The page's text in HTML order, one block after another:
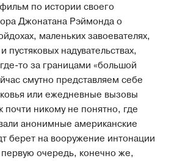
по истории своего
Джонатана Рэймонда о
маленьких завоевателях,
надувательствах,
то за границами «большой
смутно представляем себе
или ежедневные вызовы
почти никому не понятно, где
анонимные американские
берет на вооружение интонации
очередь, конечно же,